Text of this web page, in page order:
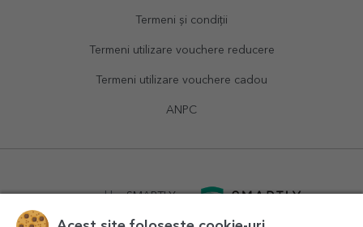
Termeni și condiții
Termeni utilizare vouchere reducere
Termeni utilizare vouchere cadou
ANPC
powered bySMARTLY.ro